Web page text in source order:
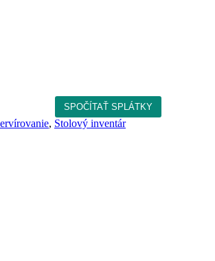
, Stolový inventár